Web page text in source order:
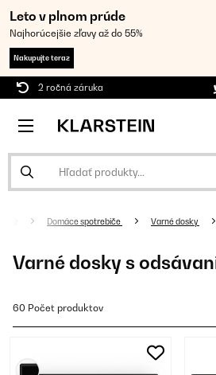
Leto v plnom prúde
Najhorúcejšie zľavy až do 55%
Nakupujte teraz
2 ročná záruka
Domáce spotrebiče Varné dosky
Varné dosky s
60 Počet produktov